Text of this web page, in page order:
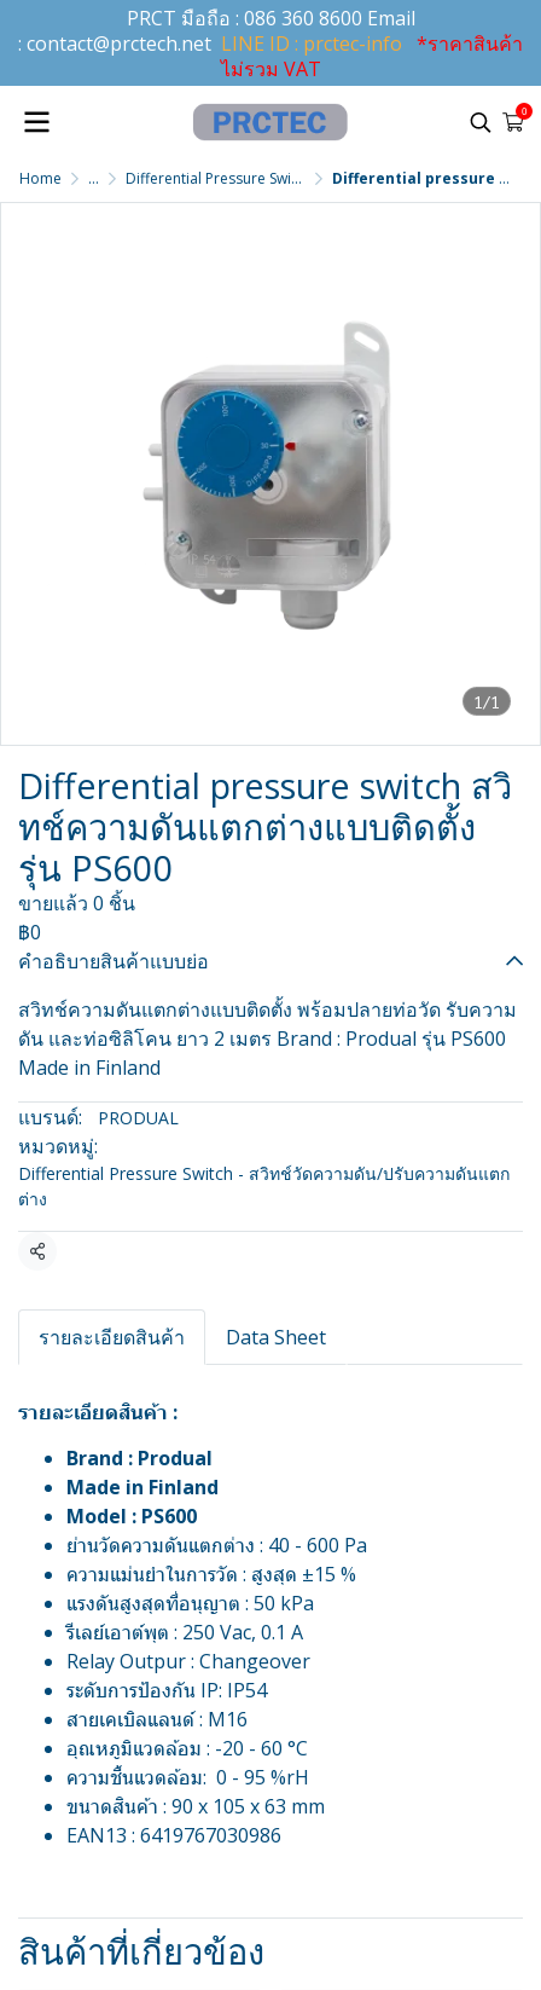
PRCT มือถือ : 086 360 8600 Email
: contact@prctech.net LINE ID : prctec-info *ราคาสินค้า
ไม่รวม VAT
0
Home ... Differential Pressure Switch - สวิทช์วัดความดัน/ปรับความดันแตกต่าง Differential pressure switch สวิทช์ความดันแตกต่างแบบติดตั้ง รุ่น PS600
1/1
Differential pressure switch สวิ
ทช์ความดันแตกต่างแบบติดตั้ง
รุ่น PS600
ขายแล้ว 0 ชิ้น
฿0
คำอธิบายสินค้าแบบย่อ
สวิทช์ความดันแตกต่างแบบติดตั้ง พร้อมปลายท่อวัด รับความ
ดัน และท่อซิลิโคน ยาว 2 เมตร Brand : Produal รุ่น PS600
Made in Finland
แบรนด์:
PRODUAL
หมวดหมู่:
Differential Pressure Switch - สวิทช์วัดความดัน/ปรับความดันแตก
ต่าง
แชร์
รายละเอียดสินค้า Data Sheet
รายละเอียดสินค้า :
Brand : Produal
Made in Finland
Model : PS600
ย่านวัดความดันแตกต่าง : 40 - 600 Pa
ความแม่นยำในการวัด : สูงสุด ±15 %
แรงดันสูงสุดที่อนุญาต : 50 kPa
รีเลย์เอาต์พุต : 250 Vac, 0.1 A
Relay Outpur : Changeover
ระดับการป้องกัน IP: IP54
สายเคเบิลแลนด์ : M16
อุณหภูมิแวดล้อม : -20 - 60 °C
ความชื้นแวดล้อม: 0 - 95 %rH
ขนาดสินค้า : 90 x 105 x 63 mm
EAN13 : 6419767030986
สินค้าที่เกี่ยวข้อง